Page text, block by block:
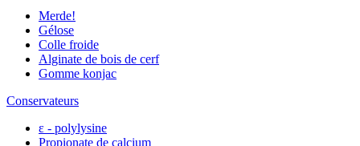
Merde!
Gélose
Colle froide
Alginate de bois de cerf
Gomme konjac
Conservateurs
ε - polylysine
Propionate de calcium